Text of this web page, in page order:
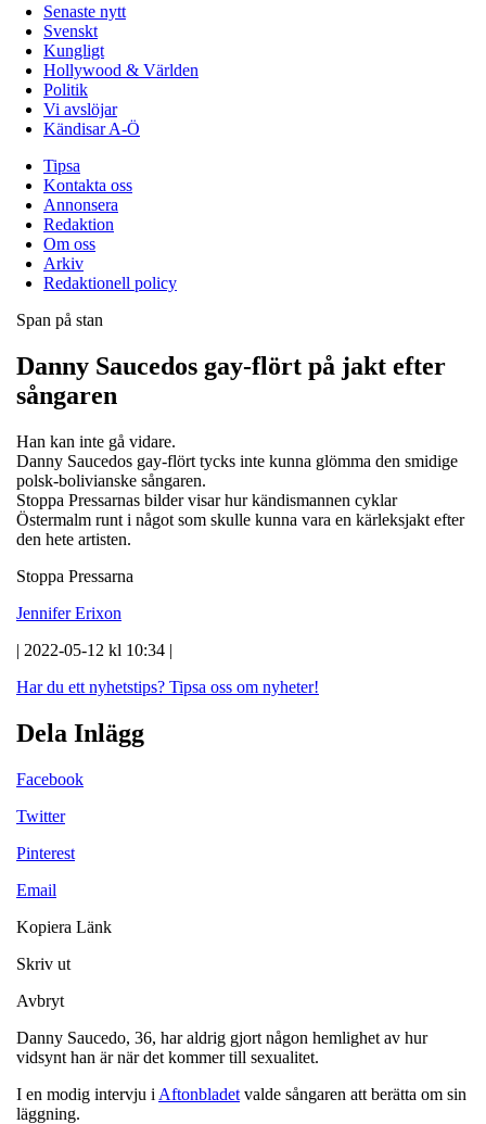
Senaste nytt
Svenskt
Kungligt
Hollywood & Världen
Politik
Vi avslöjar
Kändisar A-Ö
Tipsa
Kontakta oss
Annonsera
Redaktion
Om oss
Arkiv
Redaktionell policy
Span på stan
Danny Saucedos gay-flört på jakt efter
sångaren
Han kan inte gå vidare.
Danny Saucedos gay-flört tycks inte kunna glömma den smidige
polsk-bolivianske sångaren.
Stoppa Pressarnas bilder visar hur kändismannen cyklar
Östermalm runt i något som skulle kunna vara en kärleksjakt efter
den hete artisten.
Stoppa Pressarna
Jennifer Erixon
| 2022-05-12 kl 10:34 |
Har du ett nyhetstips? Tipsa oss om nyheter!
Dela Inlägg
Facebook
Twitter
Pinterest
Email
Kopiera Länk
Skriv ut
Avbryt
Danny Saucedo, 36, har aldrig gjort någon hemlighet av hur
vidsynt han är när det kommer till sexualitet.
I en modig intervju i Aftonbladet valde sångaren att berätta om sin
läggning.